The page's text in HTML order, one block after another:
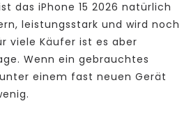
das iPhone 15 2026 natürlich
leistungsstark und wird noch
viele Käufer ist es aber
Wenn ein gebrauchtes
einem fast neuen Gerät